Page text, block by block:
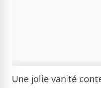
Une jolie vanité